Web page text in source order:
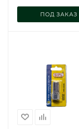
ПОД ЗАКАЗ